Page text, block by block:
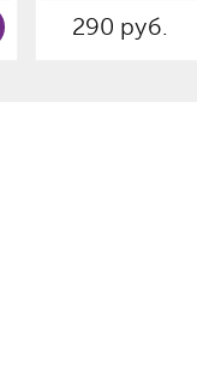
290 руб.